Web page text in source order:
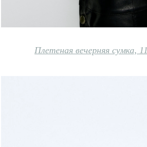
Плетеная вечерняя сумка,